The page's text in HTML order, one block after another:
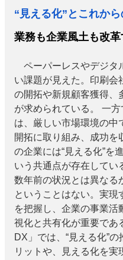
“見える化”とこれか
業務も企業風土も改革
ペーパーレスやデジタ
い課題が見えた。印刷会
の開拓や新規顧客獲得、
が求められている。 一
は、厳しい市場環境の中
開拓に取り組み、成功を
の企業には“見える化”を
いう共通点が存在してい
数年前の状況とは異なる
ということはない。実現
を把握し、企業の事業活
視化と共有化が重要であ
DX」では、“見える化”
リットや、見える化を実